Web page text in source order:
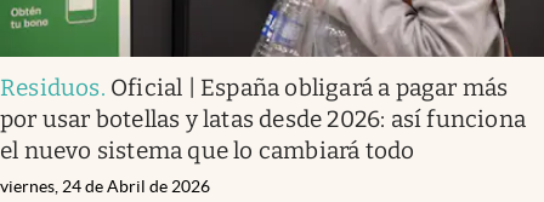
Residuos. Oficial | España obligará a pagar más
por usar botellas y latas desde 2026: así funciona
el nuevo sistema que lo cambiará todo
viernes, 24 de Abril de 2026